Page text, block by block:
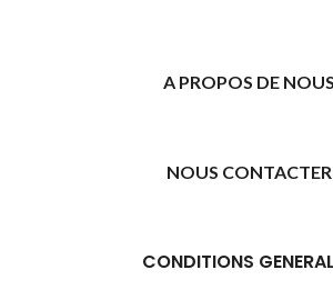
A PROPOS DE NOUS
NOUS CONTACTER
CONDITIONS